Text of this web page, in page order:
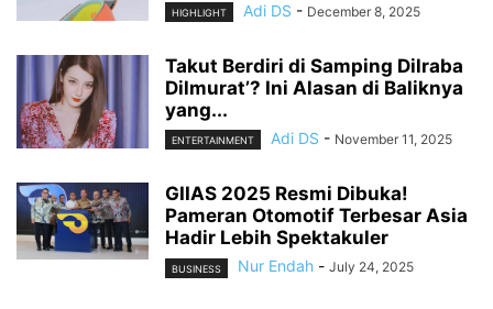
HIGHLIGHT Adi DS - December 8, 2025
Takut Berdiri di Samping Dilraba
Dilmurat’? Ini Alasan di Baliknya
yang...
ENTERTAINMENT Adi DS - November 11, 2025
GIIAS 2025 Resmi Dibuka!
Pameran Otomotif Terbesar Asia
Hadir Lebih Spektakuler
BUSINESS Nur Endah - July 24, 2025